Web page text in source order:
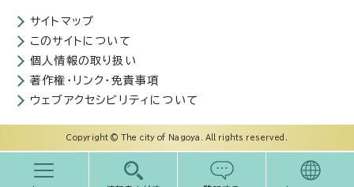
サイトマップ
このサイトについて
個人情報の取り扱い
著作権・リンク・免責事項
ウェブアクセシビリティについて
Copyright © The city of Nagoya. All rights reserved.